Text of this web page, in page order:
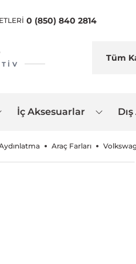
0 (850) 840 2814
İç Aksesuarlar
Araç Farları